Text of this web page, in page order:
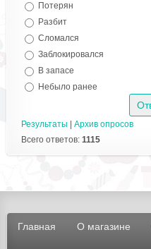
Потерян
Разбит
Сломался
Заблокировался
В запасе
Небыло ранее
Результаты
Архив опросов
Всего ответов: 1115
Главная О магазине